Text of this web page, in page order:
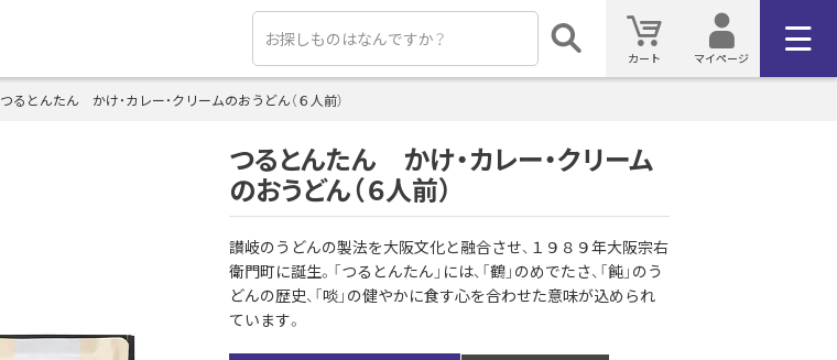
カート マイページ
つるとんたん かけ・カレー・クリームのおうどん（６人前）
つるとんたん かけ・カレー・クリーム
のおうどん（６人前）
讃岐のうどんの製法を大阪文化と融合させ、１９８９年大阪宗右
衛門町に誕生。「つるとんたん」には、「鶴」のめでたさ、「飩」のう
どんの歴史、「啖」の健やかに食す心を合わせた意味が込められ
ています。